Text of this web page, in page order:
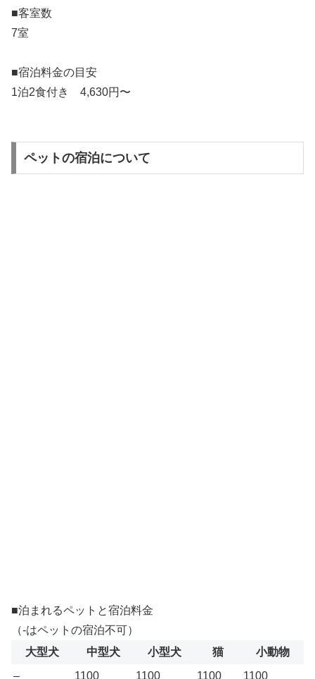
■客室数
7室
■宿泊料金の目安
1泊2食付き 4,630円〜
ペットの宿泊について
■泊まれるペットと宿泊料金
（-はペットの宿泊不可）
大型犬
中型犬 小型犬 猫
小動物
–
1100 1100 1100 1100